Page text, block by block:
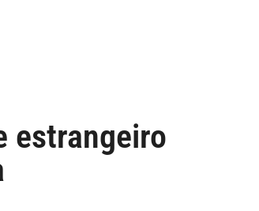
estrangeiro